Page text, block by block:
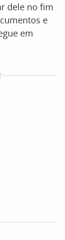
dele no fim
e
em